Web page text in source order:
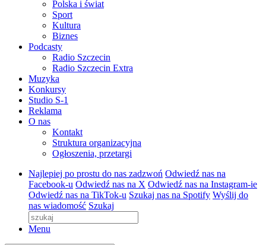
Polska i świat
Sport
Kultura
Biznes
Podcasty
Radio Szczecin
Radio Szczecin Extra
Muzyka
Konkursy
Studio S-1
Reklama
O nas
Kontakt
Struktura organizacyjna
Ogłoszenia, przetargi
Najlepiej po prostu do nas zadzwoń Odwiedź nas na
Facebook-u Odwiedź nas na X Odwiedź nas na Instagram-ie
Odwiedź nas na TikTok-u Szukaj nas na Spotify Wyślij do
nas wiadomość Szukaj
Menu